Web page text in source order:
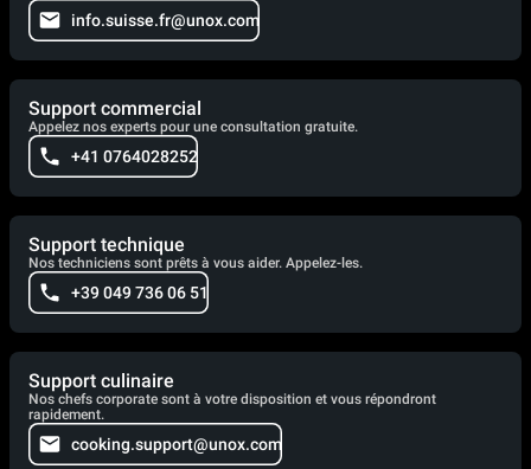
info.suisse.fr@unox.com
Support commercial
Appelez nos experts pour une consultation gratuite.
+41 0764028252
Support technique
Nos techniciens sont prêts à vous aider. Appelez-les.
+39 049 736 06 51
Support culinaire
Nos chefs corporate sont à votre disposition et vous répondront
rapidement.
cooking.support@unox.com